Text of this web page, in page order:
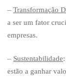
– Transformação
a ser um fator
empresas.
– Sustentabilidade
estão a ganhar